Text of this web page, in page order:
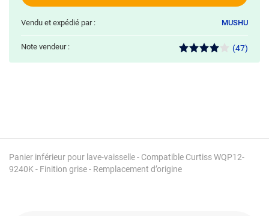
Panier inférieur pour lave-vaisselle - Compatible Curtiss WQP12-
9240K - Finition grise - Remplacement d’origine
Vendu et expédié par : MUSHU
Note vendeur : (47)